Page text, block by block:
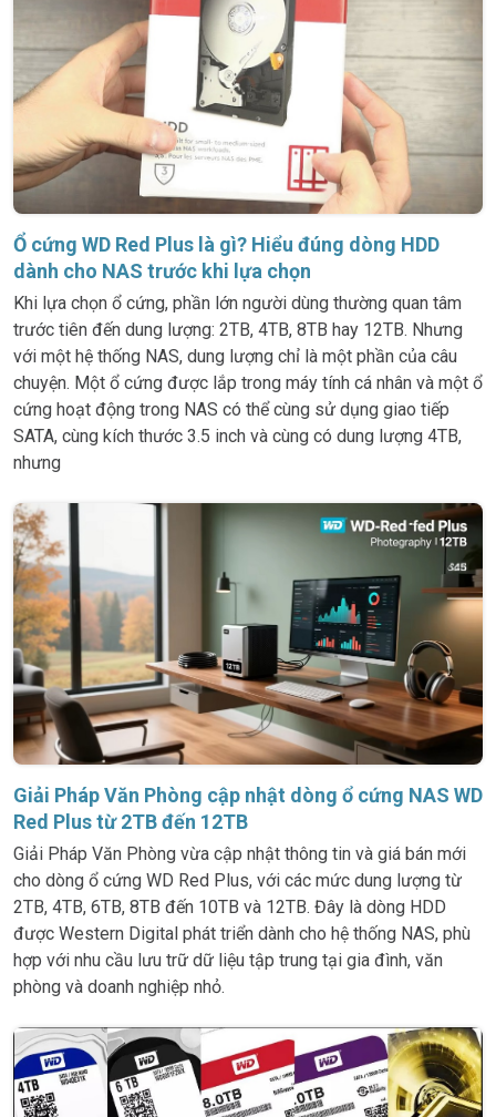
Ổ cứng WD Red Plus là gì? Hiểu đúng dòng HDD
dành cho NAS trước khi lựa chọn
Khi lựa chọn ổ cứng, phần lớn người dùng thường quan tâm
trước tiên đến dung lượng: 2TB, 4TB, 8TB hay 12TB. Nhưng
với một hệ thống NAS, dung lượng chỉ là một phần của câu
chuyện. Một ổ cứng được lắp trong máy tính cá nhân và một ổ
cứng hoạt động trong NAS có thể cùng sử dụng giao tiếp
SATA, cùng kích thước 3.5 inch và cùng có dung lượng 4TB,
nhưng
Giải Pháp Văn Phòng cập nhật dòng ổ cứng NAS WD
Red Plus từ 2TB đến 12TB
Giải Pháp Văn Phòng vừa cập nhật thông tin và giá bán mới
cho dòng ổ cứng WD Red Plus, với các mức dung lượng từ
2TB, 4TB, 6TB, 8TB đến 10TB và 12TB. Đây là dòng HDD
được Western Digital phát triển dành cho hệ thống NAS, phù
hợp với nhu cầu lưu trữ dữ liệu tập trung tại gia đình, văn
phòng và doanh nghiệp nhỏ.